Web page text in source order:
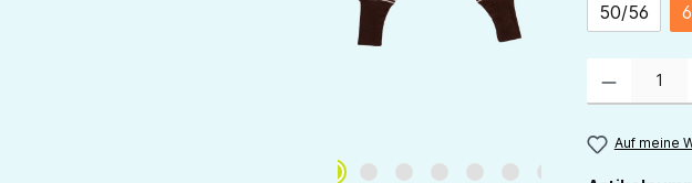
50/56
Auf meine